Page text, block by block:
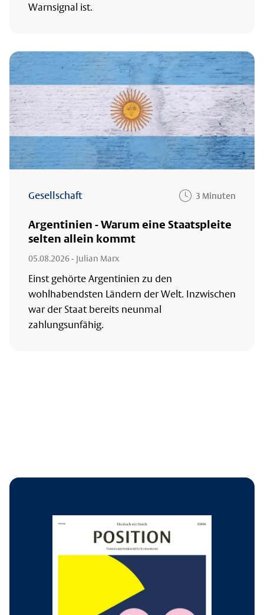
Warnsignal ist.
Gesellschaft 3 Minuten
Argentinien - Warum eine Staatspleite
selten allein kommt
05.08.2026- Julian Marx
Einst gehörte Argentinien zu den
wohlhabendsten Ländern der Welt. Inzwischen
war der Staat bereits neunmal
zahlungsunfähig.